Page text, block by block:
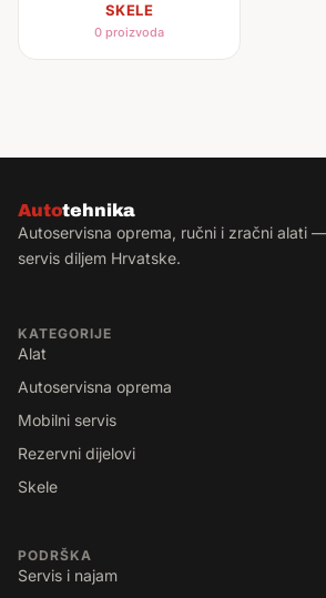
SKELE
0 proizvoda
Autotehnika
Autoservisna oprema, ručni i zračni alati
servis diljem Hrvatske.
KATEGORIJE
Alat
Autoservisna oprema
Mobilni servis
Rezervni dijelovi
Skele
PODRŠKA
Servis i najam